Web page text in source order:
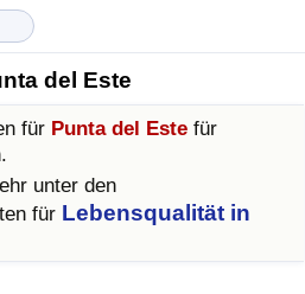
del Este
für Punta del Este für
unter den
für Lebensqualität in
(aktuell)